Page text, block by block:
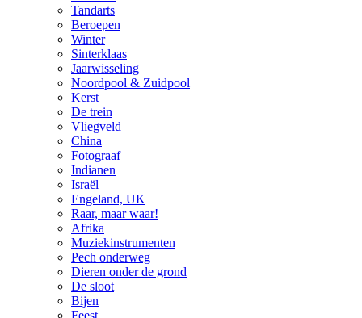
Tandarts
Beroepen
Winter
Sinterklaas
Jaarwisseling
Noordpool & Zuidpool
Kerst
De trein
Vliegveld
China
Fotograaf
Indianen
Israël
Engeland, UK
Raar, maar waar!
Afrika
Muziekinstrumenten
Pech onderweg
Dieren onder de grond
De sloot
Bijen
Feest